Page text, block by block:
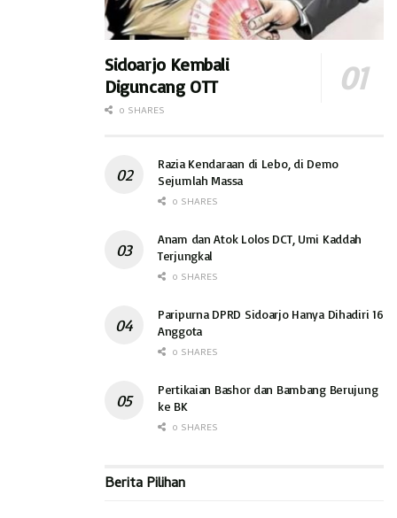
FKKD Sidoarjo saja.
“Saya tidak menyangka percakapan di WAG FKKD Sidoarjo
yang sifatnya bercanda antar sesama Kades akhirnya
berdampak hukum, ” Ujarnya. Sembari berharap
Sidoarjo Kembali
Diguncang OTT
0 SHARES
Razia Kendaraan di Lebo, di Demo
Sejumlah Massa
0 SHARES
Anam dan Atok Lolos DCT, Umi Kaddah
Terjungkal
0 SHARES
Paripurna DPRD Sidoarjo Hanya Dihadiri 16
Anggota
0 SHARES
Pertikaian Bashor dan Bambang Berujung
ke BK
0 SHARES
Berita Pilihan